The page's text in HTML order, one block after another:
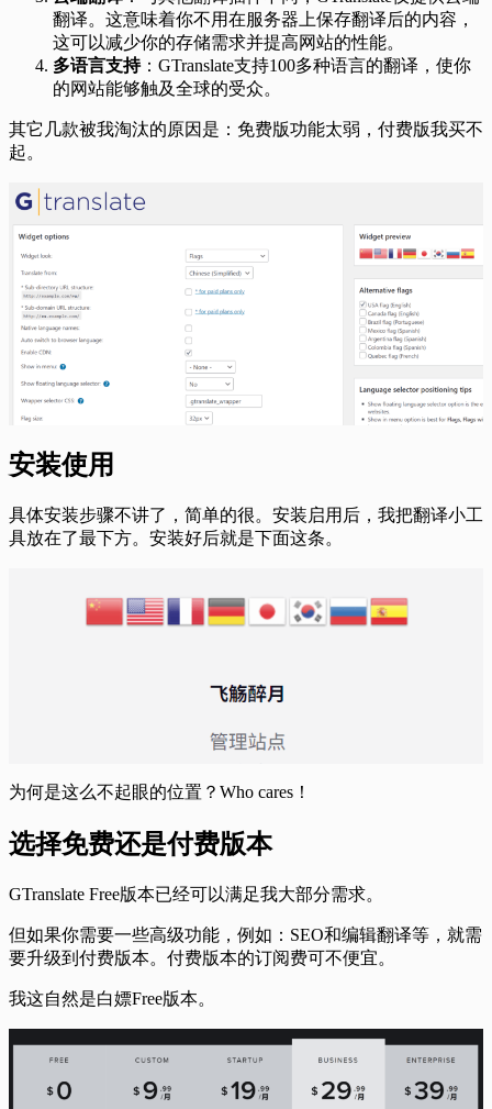
翻译。这意味着你不用在服务器上保存翻译后的内容，
这可以减少你的存储需求并提高网站的性能。
多语言支持：GTranslate支持100多种语言的翻译，使你
的网站能够触及全球的受众。
其它几款被我淘汰的原因是：免费版功能太弱，付费版我买不
起。
安装使用
具体安装步骤不讲了，简单的很。安装启用后，我把翻译小工
具放在了最下方。安装好后就是下面这条。
为何是这么不起眼的位置？Who cares！
选择免费还是付费版本
GTranslate Free版本已经可以满足我大部分需求。
但如果你需要一些高级功能，例如：SEO和编辑翻译等，就需
要升级到付费版本。付费版本的订阅费可不便宜。
我这自然是白嫖Free版本。